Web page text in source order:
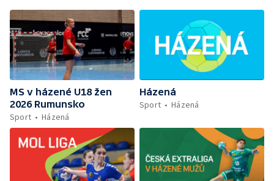
MS v házené U18 žen
2026 Rumunsko
Sport
Házená
Házená
Sport
Házená